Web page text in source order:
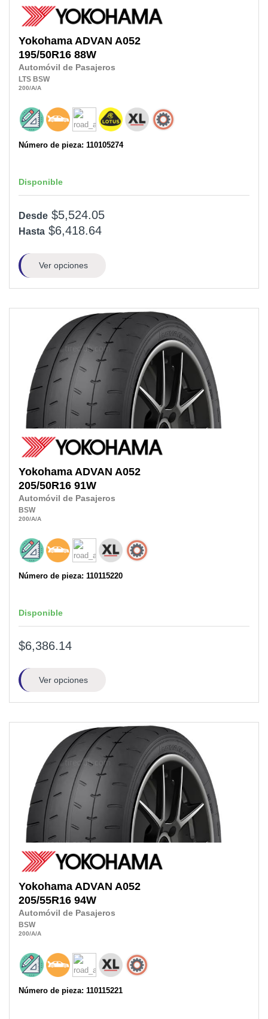
Yokohama ADVAN A052
195/50R16 88W
Automóvil de Pasajeros
LTS BSW
200/A/A
Número de pieza: 110105274
Disponible
Desde $5,524.05
Hasta $6,418.64
Ver opciones
Yokohama ADVAN A052
205/50R16 91W
Automóvil de Pasajeros
BSW
200/A/A
Número de pieza: 110115220
Disponible
$6,386.14
Ver opciones
Yokohama ADVAN A052
205/55R16 94W
Automóvil de Pasajeros
BSW
200/A/A
Número de pieza: 110115221